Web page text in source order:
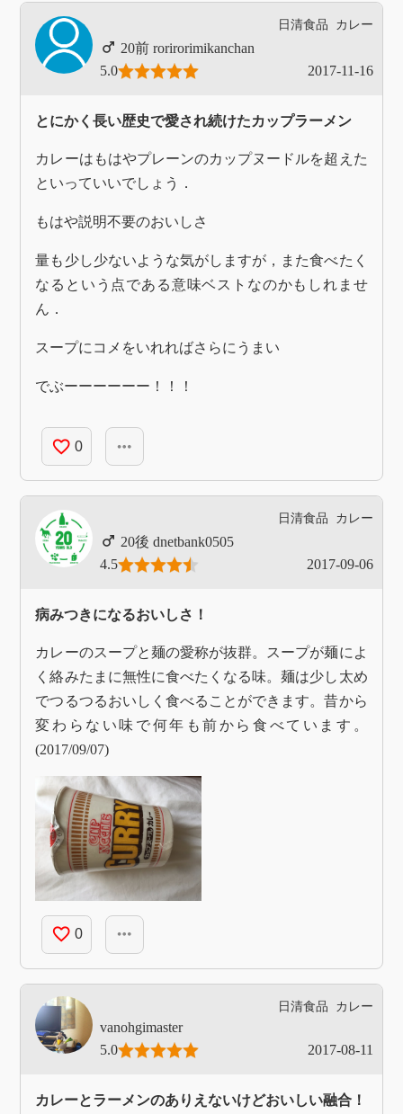
日清食品 カレー
rorirorimikanchan
5.0
2017-11-16
とにかく長い歴史で愛され続けたカップラーメン
カレーはもはやプレーンのカップヌードルを超えた
といっていいでしょう．
もはや説明不要のおいしさ
量も少し少ないような気がしますが，また食べたく
なるという点である意味ベストなのかもしれませ
ん．
スープにコメをいれればさらにうまい
でぶーーーーーー！！！
favorite_border 0 more_horiz
日清食品 カレー
dnetbank0505
4.5
2017-09-06
病みつきになるおいしさ！
カレーのスープと麺の愛称が抜群。スープが麺によ
く絡みたまに無性に食べたくなる味。麺は少し太め
でつるつるおいしく食べることができます。昔から
変わらない味で何年も前から食べています。
(2017/09/07)
favorite_border 0 more_horiz
日清食品 カレー
vanohgimaster
5.0
2017-08-11
カレーとラーメンのありえないけどおいしい融合！